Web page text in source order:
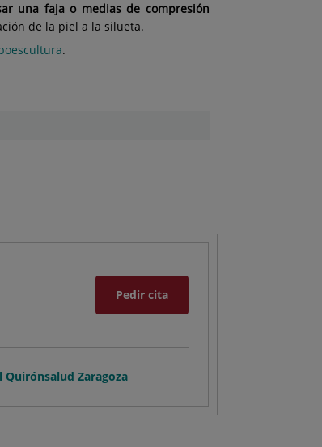
una faja o medias de compresión
de la piel a la silueta.
.
Pedir cita
Quirónsalud Zaragoza